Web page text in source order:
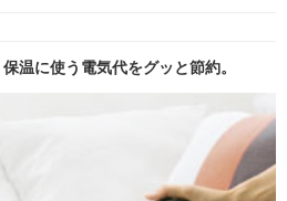
温に使う電気代をグッと節約。